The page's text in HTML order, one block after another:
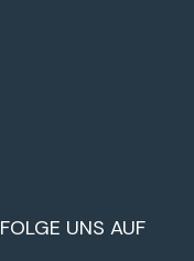
FOLGE UNS AUF